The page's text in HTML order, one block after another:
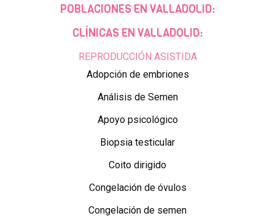
POBLACIONES EN VALLADOLID:
CLÍNICAS EN VALLADOLID:
REPRODUCCIÓN ASISTIDA
Adopción de embriones
Análisis de Semen
Apoyo psicológico
Biopsia testicular
Coito dirigido
Congelación de óvulos
Congelación de semen